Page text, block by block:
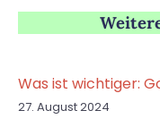
Was ist wichtiger:
27. August 2024